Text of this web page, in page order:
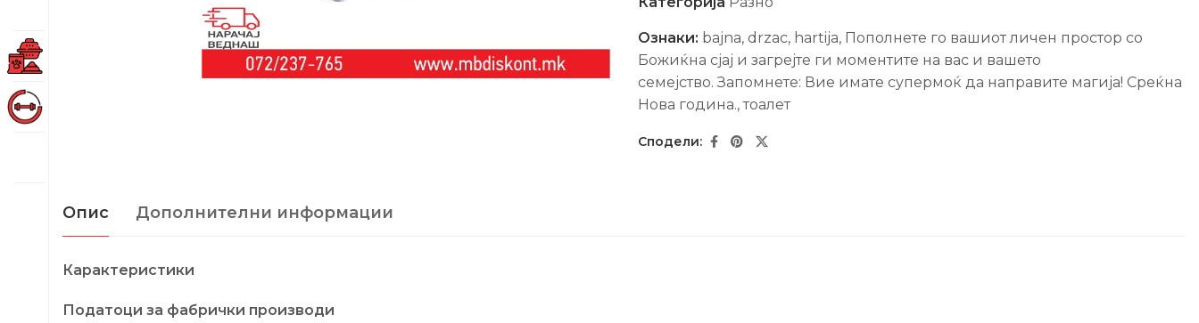
Ознаки: bajna, drzac, hartija, Пополнете го вашиот личен простор со
Божиќна сјај и загрејте ги моментите на вас и вашето
семејство. Запомнете: Вие имате супермоќ да направите магија! Среќна
Нова гoдина.,тоалет
Опис Дополнителни информации
Карактеристики
Податоци за фабрички производи